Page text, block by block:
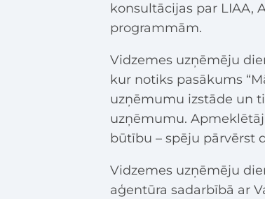
konsultācijas par LIAA,
programmām.
Vidzemes uzņēmēju
kur notiks pasākums
uzņēmumu izstāde un
uzņēmumu.
būtību – spēju pārvērst
Vidzemes uzņēmēju
aģentūra sadarbībā ar